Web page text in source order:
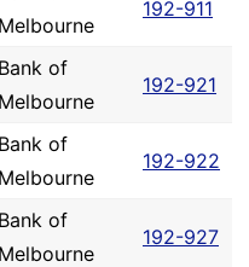
Melbourne
192-911
Bank of
Melbourne
192-921
Bank of
Melbourne
192-922
Bank of
Melbourne
192-927